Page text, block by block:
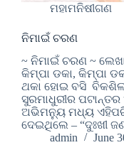
ମହାମନିଷୀଗଣ
ନିମାଇଁ ଚରଣ
~ ନିମାଇଁ ଚରଣ ~
କିମ୍ପା ଡକା, କିମ୍ପା
ଥକା ହୋଇ ବସି
ସୁରମାଧୁରୀର
ଅଭିମନ୍ୟୁ ମଧ୍ୟ ଏହିପରି
ଦେଇଥିଲେ – “ଦୁଃଖୀ
admin
June